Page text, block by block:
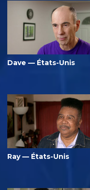
Dave — États-Unis
Ray — États-Unis